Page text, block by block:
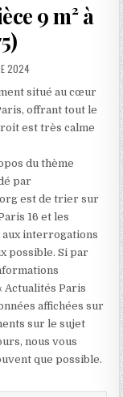
9 m² à
2024
situé au cœur
offrant tout le
est très calme
du thème
par
est de trier sur
16 et les
aux interrogations
possible. Si par
Actualités Paris
affichées sur
sur le sujet
nous vous
que possible.